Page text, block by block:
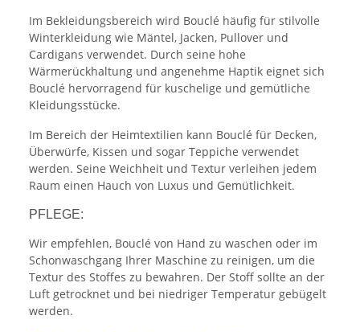
Im Bekleidungsbereich wird Bouclé häufig für stilvolle
Winterkleidung wie Mäntel, Jacken, Pullover und
Cardigans verwendet. Durch seine hohe
Wärmerückhaltung und angenehme Haptik eignet sich
Bouclé hervorragend für kuschelige und gemütliche
Kleidungsstücke.
Im Bereich der Heimtextilien kann Bouclé für Decken,
Überwürfe, Kissen und sogar Teppiche verwendet
werden. Seine Weichheit und Textur verleihen jedem
Raum einen Hauch von Luxus und Gemütlichkeit.
PFLEGE:
Wir empfehlen, Bouclé von Hand zu waschen oder im
Schonwaschgang Ihrer Maschine zu reinigen, um die
Textur des Stoffes zu bewahren. Der Stoff sollte an der
Luft getrocknet und bei niedriger Temperatur gebügelt
werden.